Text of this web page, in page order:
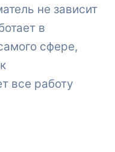
не зависит
в
сфере,
все работу